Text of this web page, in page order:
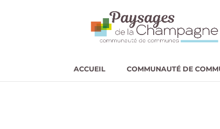
ACCUEIL COMMUNAUTÉ DE